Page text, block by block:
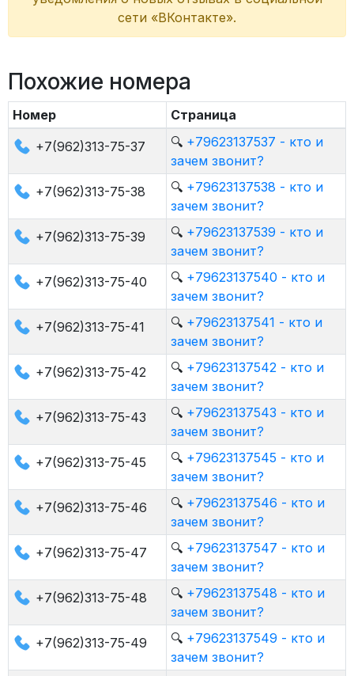
сети «ВКонтакте».
Похожие номера
Номер
Страница
+7(962)313-75-37
🔍 +79623137537 - кто и
зачем звонит?
+7(962)313-75-38
🔍 +79623137538 - кто и
зачем звонит?
+7(962)313-75-39
🔍 +79623137539 - кто и
зачем звонит?
+7(962)313-75-40
🔍 +79623137540 - кто и
зачем звонит?
+7(962)313-75-41
🔍 +79623137541 - кто и
зачем звонит?
+7(962)313-75-42
🔍 +79623137542 - кто и
зачем звонит?
+7(962)313-75-43
🔍 +79623137543 - кто и
зачем звонит?
+7(962)313-75-45
🔍 +79623137545 - кто и
зачем звонит?
+7(962)313-75-46
🔍 +79623137546 - кто и
зачем звонит?
+7(962)313-75-47
🔍 +79623137547 - кто и
зачем звонит?
+7(962)313-75-48
🔍 +79623137548 - кто и
зачем звонит?
+7(962)313-75-49
🔍 +79623137549 - кто и
зачем звонит?